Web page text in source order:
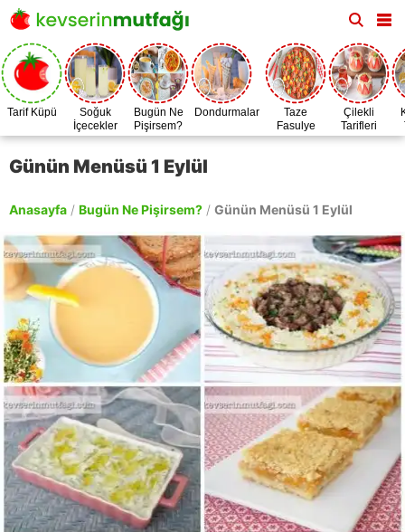
Tarif Küpü
Soğuk
İçecekler
Bugün Ne
Pişirsem?
Dondurmalar
Taze
Fasulye
Zamanı
Çilekli
Tarifleri
Günün Menüsü 1 Eylül
Anasayfa / Bugün Ne Pişirsem? / Günün Menüsü 1 Eylül